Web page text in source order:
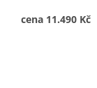
cena 11.490 Kč